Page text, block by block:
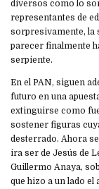
diversos como lo
representantes de
sorpresivamente, la
parecer finalmente
serpiente.
En el PAN, siguen
futuro en una
extinguirse como
sostener figuras
desterrado. Ahora
ira ser de Jesús de
Guillermo Anaya,
que hizo a un lado